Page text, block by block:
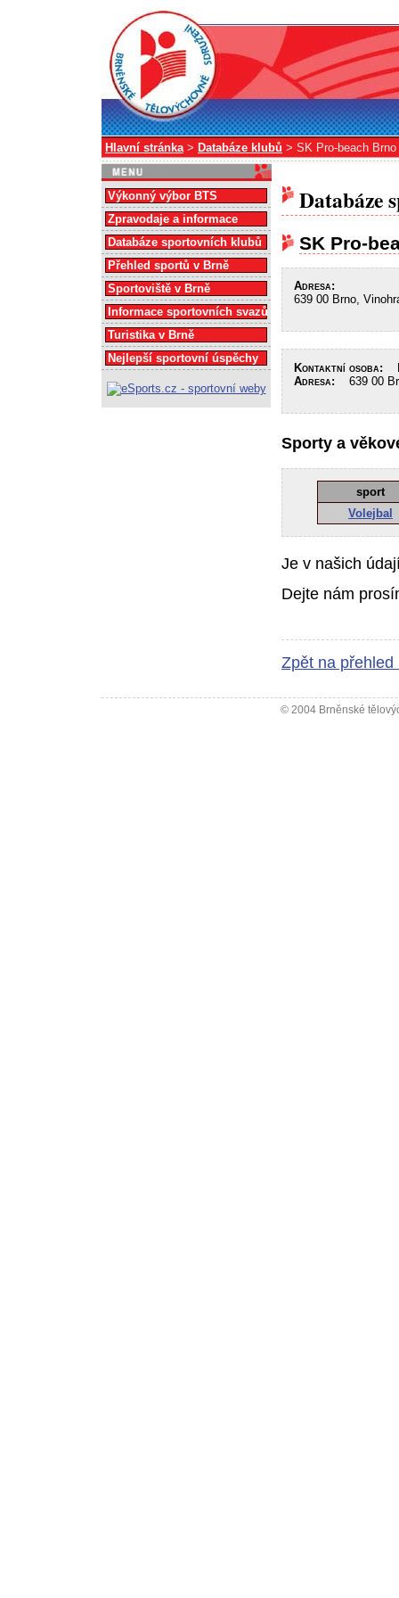
Hlavní stránka> Databáze klubů > SK Pro-beach Brno
Databáze
SK Pro-
Adresa:
639 00 Brno,
Kontaktní osoba:
Adresa: 639 00
Sporty a
sport
Volejbal
Je v našich
Dejte nám
Zpět na přehled
Výkonný výbor BTS
Zpravodaje a informace
Databáze sportovních klubů
Přehled sportů v Brně
Sportoviště v Brně
Informace sportovních svazů
Turistika v Brně
Nejlepší sportovní úspěchy
© 2004 Brněnské